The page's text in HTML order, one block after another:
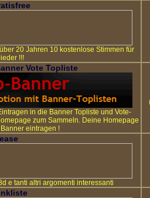
20 Jahren 10 kostenlose Stimmen für
!!!
Vote Topliste
in die Banner Topliste und Vote-
zum Sammeln. Deine Homepage
eintragen !
e tanti altri argomenti interessanti